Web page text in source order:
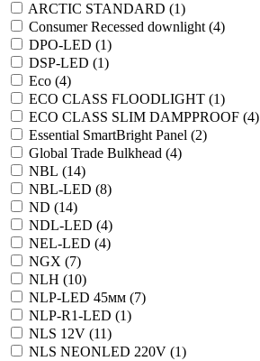
ARCTIC STANDARD (1)
Consumer Recessed downlight (4)
DPO-LED (1)
DSP-LED (1)
Eco (4)
ECO CLASS FLOODLIGHT (1)
ECO CLASS SLIM DAMPPROOF (4)
Essential SmartBright Panel (2)
Global Trade Bulkhead (4)
NBL (14)
NBL-LED (8)
ND (14)
NDL-LED (4)
NEL-LED (4)
NGX (7)
NLH (10)
NLP-LED 45мм (7)
NLP-R1-LED (1)
NLS 12V (11)
NLS NEONLED 220V (1)